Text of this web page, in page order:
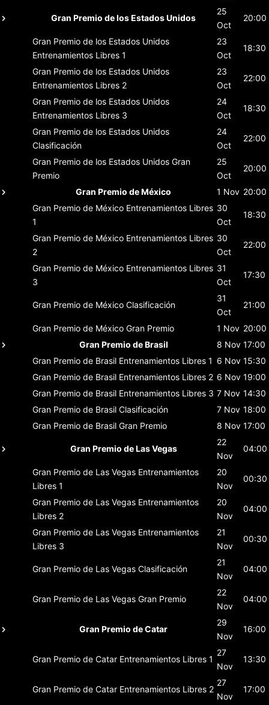
Gran Premio de los Estados Unidos
25
Oct
20:00
Gran Premio de los Estados Unidos
Entrenamientos Libres 1
23
Oct
18:30
Gran Premio de los Estados Unidos
Entrenamientos Libres 2
23
Oct
22:00
Gran Premio de los Estados Unidos
Entrenamientos Libres 3
24
Oct
18:30
Gran Premio de los Estados Unidos
Clasificación
24
Oct
22:00
Gran Premio de los Estados Unidos Gran
Premio
25
Oct
20:00
Gran Premio de México 1 Nov 20:00
Gran Premio de México Entrenamientos Libres
1
30
Oct
18:30
Gran Premio de México Entrenamientos Libres
2
30
Oct
22:00
Gran Premio de México Entrenamientos Libres
3
31
Oct
17:30
Gran Premio de México Clasificación
31
Oct
21:00
Gran Premio de México Gran Premio 1 Nov 20:00
Gran Premio de Brasil
8 Nov 17:00
Gran Premio de Brasil Entrenamientos Libres 1 6 Nov 15:30
Gran Premio de Brasil Entrenamientos Libres 2 6 Nov 19:00
Gran Premio de Brasil Entrenamientos Libres 3 7 Nov 14:30
Gran Premio de Brasil Clasificación 7 Nov 18:00
Gran Premio de Brasil Gran Premio 8 Nov 17:00
Gran Premio de Las Vegas
22
Nov
04:00
Gran Premio de Las Vegas Entrenamientos
Libres 1
20
Nov
00:30
Gran Premio de Las Vegas Entrenamientos
Libres 2
20
Nov
04:00
Gran Premio de Las Vegas Entrenamientos
Libres 3
21
Nov
00:30
Gran Premio de Las Vegas Clasificación
21
Nov
04:00
Gran Premio de Las Vegas Gran Premio
22
Nov
04:00
Gran Premio de Catar
29
Nov
16:00
Gran Premio de Catar Entrenamientos Libres 1
27
Nov
13:30
Gran Premio de Catar Entrenamientos Libres 2
27
Nov
17:00